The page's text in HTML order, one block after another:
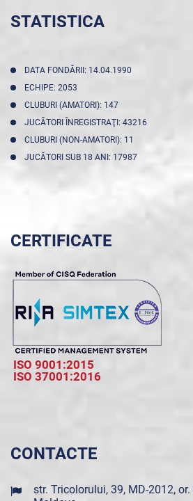
STATISTICA
DATA FONDĂRII: 14.04.1990
ECHIPE: 2053
CLUBURI (AMATORI): 147
JUCĂTORI ÎNREGISTRAŢI: 43216
CLUBURI (NON-AMATORI): 11
JUCĂTORI SUB 18 ANI: 17987
CERTIFICATE
ISO 9001:2015
ISO 37001:2016
CONTACTE
str. Tricolorului, 39, MD-2012,